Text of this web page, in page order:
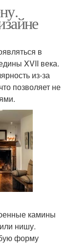
в
XVII века.
из-за
позволяет не
камины
нишу.
форму